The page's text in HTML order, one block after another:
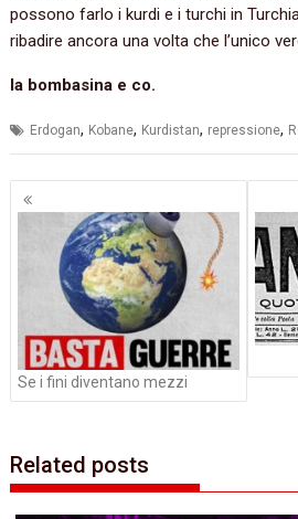
possono farlo i kurdi e i turchi in
ribadire ancora una volta che l’unico
la bombasina e co.
Erdogan, Kobane, Kurdistan, repressione,
Navigazione
articoli
Se i fini diventano mezzi
Related posts